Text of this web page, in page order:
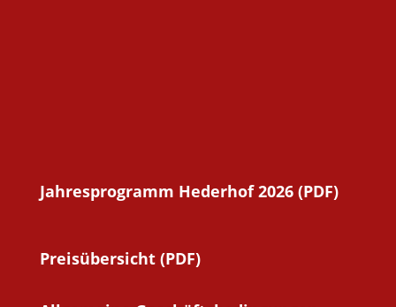
Jahresprogramm Hederhof 2026 (PDF)
Preisübersicht (PDF)